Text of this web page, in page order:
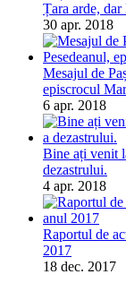
Țara arde, dar
30 apr. 2018
Mesajul de
episcrocul
6 apr. 2018
Bine ați venit
dezastrului.
4 apr. 2018
Raportul de
2017
18 dec. 2017